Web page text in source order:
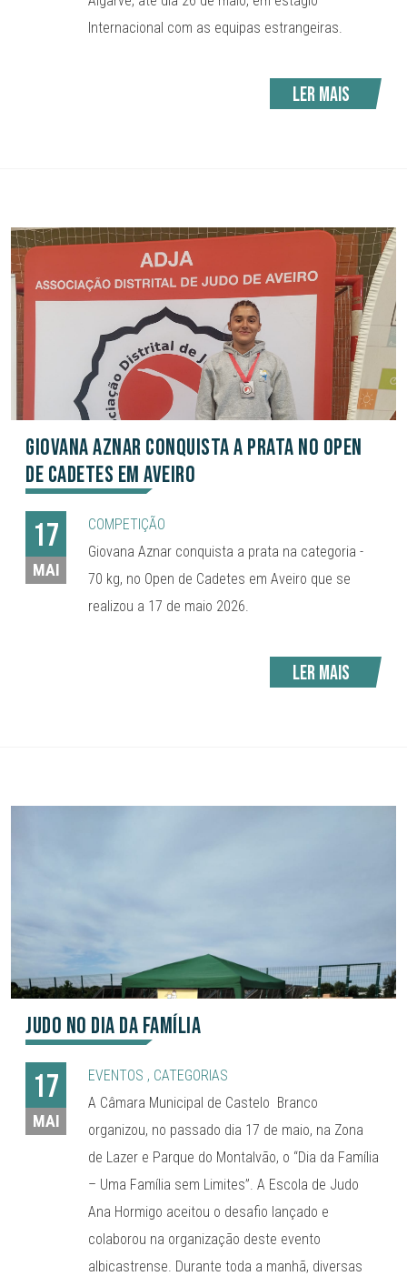
Internacional com as equipas estrangeiras.
Ler mais
Giovana Aznar conquista a prata no Open
de Cadetes em Aveiro
17
MAI
COMPETIÇÃO
Giovana Aznar conquista a prata na categoria -
70 kg, no Open de Cadetes em Aveiro que se
realizou a 17 de maio 2026.
Ler mais
Judo no Dia da Família
17
MAI
EVENTOS , CATEGORIAS
A Câmara Municipal de Castelo Branco
organizou, no passado dia 17 de maio, na Zona
de Lazer e Parque do Montalvão, o “Dia da Família
– Uma Família sem Limites”. A Escola de Judo
Ana Hormigo aceitou o desafio lançado e
colaborou na organização deste evento
albicastrense. Durante toda a manhã, diversas